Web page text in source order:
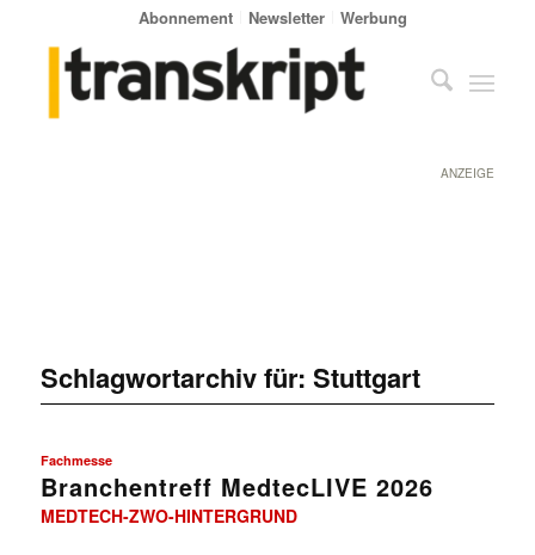
Abonnement Newsletter Werbung
ANZEIGE
Schlagwortarchiv für: Stuttgart
Fachmesse
Branchentreff MedtecLIVE 2026
MEDTECH-ZWO-HINTERGRUND